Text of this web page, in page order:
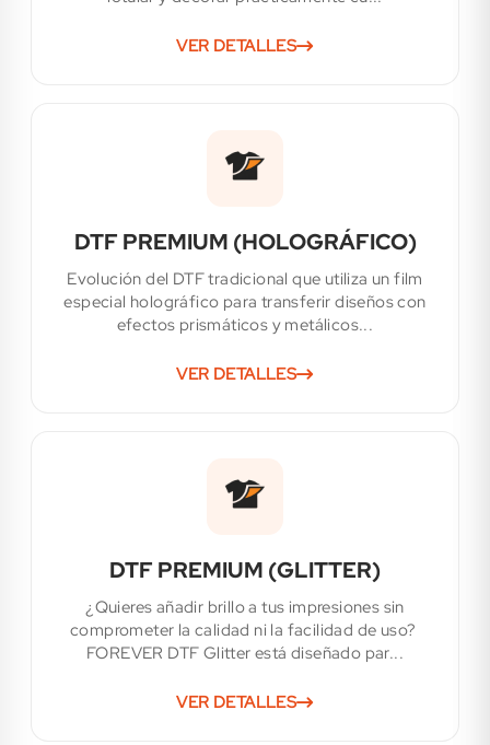
VER DETALLES
DTF PREMIUM (HOLOGRÁFICO)
Evolución del DTF tradicional que utiliza un film
especial holográfico para transferir diseños con
efectos prismáticos y metálicos...
VER DETALLES
DTF PREMIUM (GLITTER)
¿Quieres añadir brillo a tus impresiones sin
comprometer la calidad ni la facilidad de uso?
FOREVER DTF Glitter está diseñado par...
VER DETALLES